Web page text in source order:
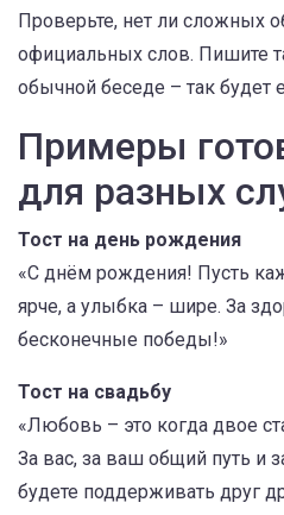
Проверьте, нет ли сложных
официальных слов. Пишите
обычной беседе – так будет
Примеры
для разных
Тост на день рождения
«С днём рождения! Пусть
ярче, а улыбка – шире. За
бесконечные победы!»
Тост на свадьбу
«Любовь – это когда двое
За вас, за ваш общий путь и
будете поддерживать друг